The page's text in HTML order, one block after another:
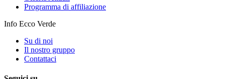
Programma di affiliazione
Info Ecco Verde
Su di noi
Il nostro gruppo
Contattaci